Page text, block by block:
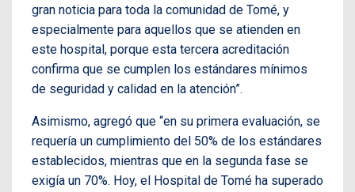
gran noticia para toda la comunidad de Tomé, y
especialmente para aquellos que se atienden en
este hospital, porque esta tercera acreditación
confirma que se cumplen los estándares mínimos
de seguridad y calidad en la atención”.
Asimismo, agregó que “en su primera evaluación, se
requería un cumplimiento del 50% de los estándares
establecidos, mientras que en la segunda fase se
exigía un 70%. Hoy, el Hospital de Tomé ha superado